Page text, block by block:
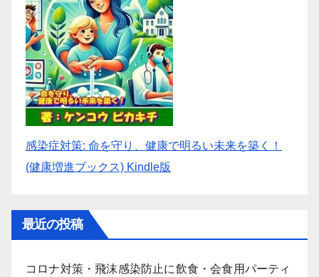
感染症対策: 命を守り、健康で明るい未来を築く！
(健康増進ブックス) Kindle版
最近の投稿
コロナ対策・飛沫感染防止に飲食・会食用パーティ